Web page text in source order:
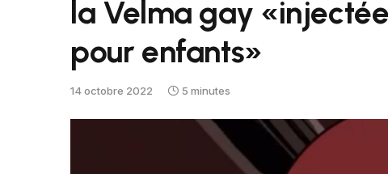
la Velma gay
pour enfants»
14 octobre 2022 5 minutes